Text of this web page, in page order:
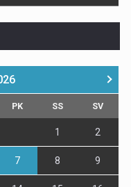
PK SS SV
1 2
7 8 9